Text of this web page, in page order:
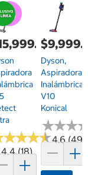
4.4 (18)
★★★★
★★★★4.6 (49)
Dyson,
Aspiradora
Inalámbrica
V10
Konical
★★★
★★★